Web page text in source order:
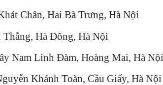
Chân, Hai Bà Trưng, Hà Nội
Thắng, Hà Đông, Hà Nội
Nam Linh Đàm, Hoàng Mai, Hà Nội
Khánh Toàn, Cầu Giấy, Hà Nội